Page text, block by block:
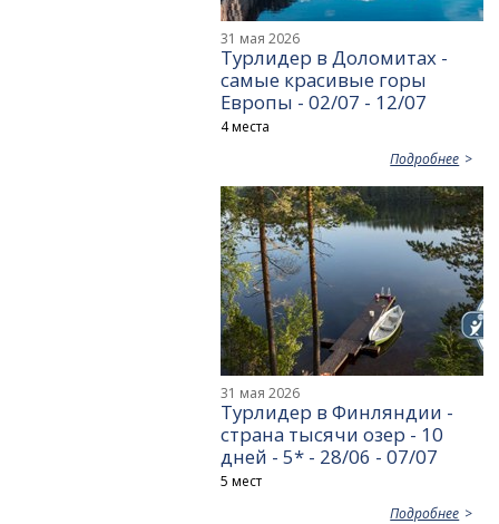
31 мая 2026
Турлидер в Доломитах -
самые красивые горы
Европы - 02/07 - 12/07
4 места
Подробнее
31 мая 2026
Турлидер в Финляндии -
страна тысячи озер - 10
дней - 5* - 28/06 - 07/07
5 мест
Подробнее